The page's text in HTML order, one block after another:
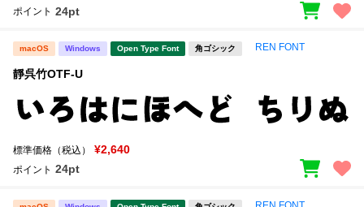
ポイント 24pt
macOS Windows Open Type Font 角ゴシック REN FONT
靜呉竹OTF-U
標準価格（税込） ¥2,640
ポイント 24pt